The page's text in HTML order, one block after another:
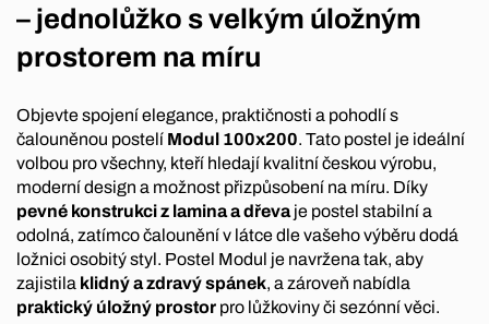
– jednolůžko s velkým úložným
prostorem na míru
Objevte spojení elegance, praktičnosti a pohodlí s
čalouněnou postelí Modul 100x200. Tato postel je ideální
volbou pro všechny, kteří hledají kvalitní českou výrobu,
moderní design a možnost přizpůsobení na míru. Díky
pevné konstrukci z lamina a dřevaje postel stabilní a
odolná, zatímco čalounění v látce dle vašeho výběru dodá
ložnici osobitý styl. Postel Modul je navržena tak, aby
zajistila klidný a zdravý spánek, a zároveň nabídla
praktický úložný prostor pro lůžkoviny či sezónní věci.